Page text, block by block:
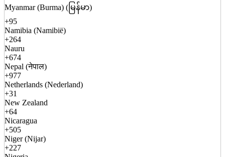
Myanmar (Burma) (မြန်မာ)
+95
Namibia (Namibië)
+264
Nauru
+674
Nepal (नेपाल)
+977
Netherlands (Nederland)
+31
New Zealand
+64
Nicaragua
+505
Niger (Nijar)
+227